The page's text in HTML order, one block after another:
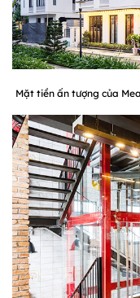
Mặt tiền ấn tượng của